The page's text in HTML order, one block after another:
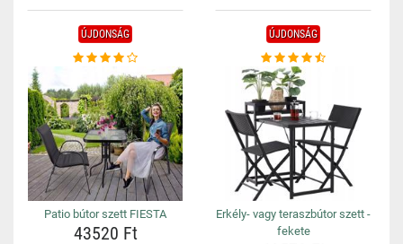
ÚJDONSÁG
Patio bútor szett FIESTA
43520 Ft
ÚJDONSÁG
Erkély- vagy teraszbútor szett -
fekete